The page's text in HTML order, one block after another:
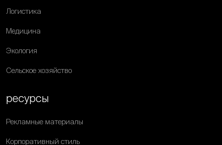
Логистика
Медицина
Экология
Сельское хозяйство
ресурсы
Рекламные материалы
Корпоративный стиль